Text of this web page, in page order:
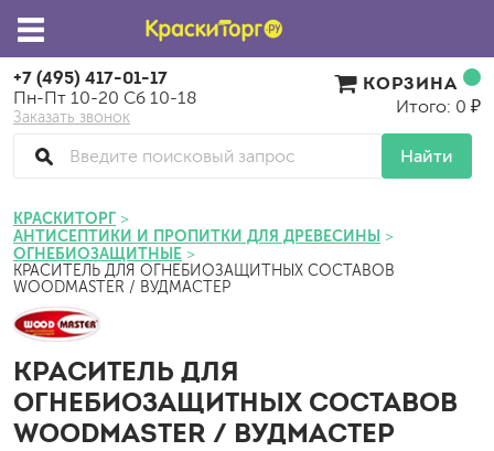
+7 (495) 417-01-17
Пн-Пт 10-20 Сб 10-18
Заказать звонок
Найти
КОРЗИНА
Итого: 0 ₽
КРАСКИТОРГ
АНТИСЕПТИКИ И ПРОПИТКИ ДЛЯ ДРЕВЕСИНЫ
ОГНЕБИОЗАЩИТНЫЕ
КРАСИТЕЛЬ ДЛЯ ОГНЕБИОЗАЩИТНЫХ СОСТАВОВ
WOODMASTER / ВУДМАСТЕР
КРАСИТЕЛЬ ДЛЯ
ОГНЕБИОЗАЩИТНЫХ СОСТАВОВ
WOODMASTER / ВУДМАСТЕР